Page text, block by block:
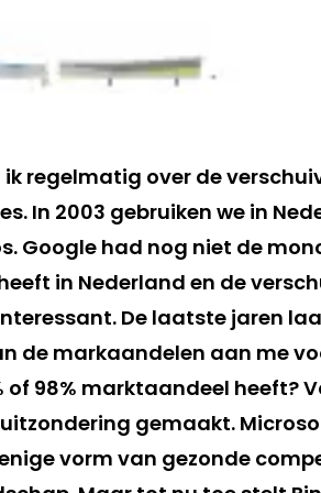
regelmatig over de
In 2003 gebruiken we in
Google had nog niet de
in Nederland en de
De laatste jaren
de markaandelen aan me
98% marktaandeel heeft?
gemaakt.
vorm van gezonde